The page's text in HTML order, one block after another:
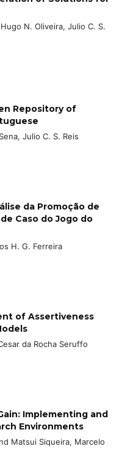
N. Oliveira, Julio C. S.
Repository of
Julio C. S. Reis
da Promoção de
Caso do Jogo do
H. G. Ferreira
of Assertiveness
da Rocha Seruffo
Implementing and
Environments
Matsui Siqueira, Marcelo